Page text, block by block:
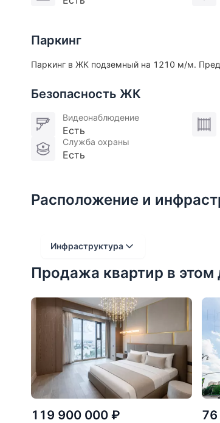
Паркинг
Паркинг в ЖК подземный на 1210 м/м.
Безопасность ЖК
Видеонаблюдение
Есть
Служба охраны
Есть
Расположение и
Инфраструктура
Расстояние от объекта
До 2000 метров
Школы
Детские клубы
Детские сады
Поликлиники
Больницы
Продажа квартир в этом
119 900 000 ₽